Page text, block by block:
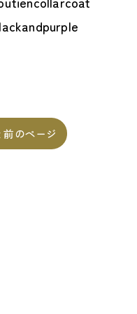
前のページ